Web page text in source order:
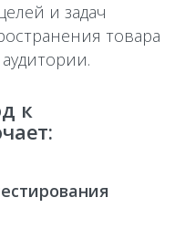
и задач
товара
к